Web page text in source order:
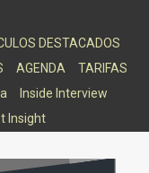
DESTACADOS
AGENDA
TARIFAS
Inside Interview
Insight